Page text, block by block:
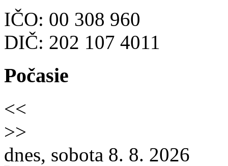
IČO: 00 308 960
DIČ: 202 107 4011
Počasie
<<
>>
dnes, sobota 8. 8. 2026